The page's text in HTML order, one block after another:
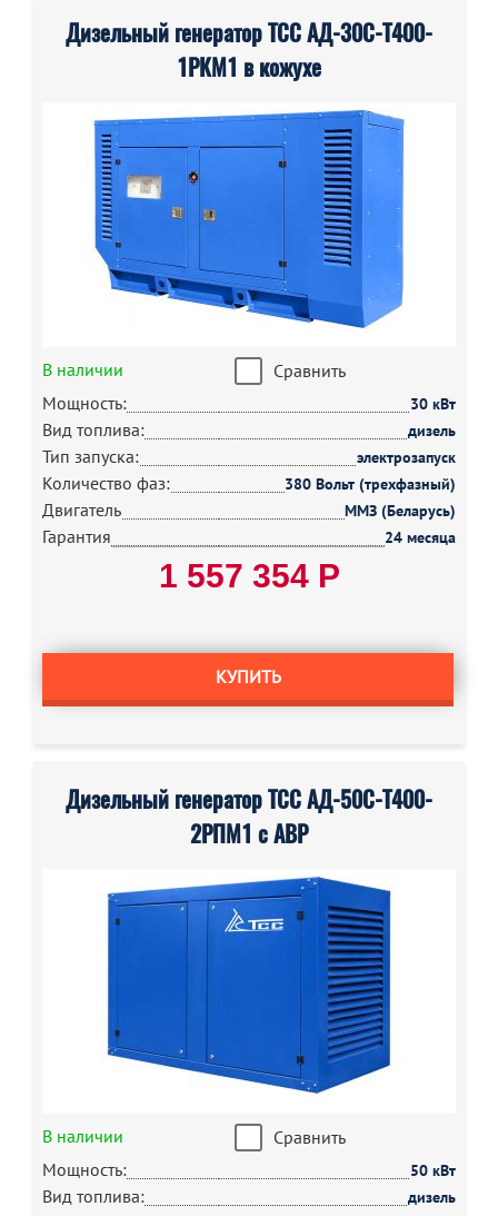
Дизельный генератор ТСС АД-30С-Т400-
1РКМ1 в кожухе
В наличии
Сравнить
Мощность:
30 кВт
Вид топлива: дизель
Тип запуска: электрозапуск
Количество фаз: 380 Вольт (трехфазный)
Двигатель ММЗ (Беларусь)
Гарантия 24 месяца
1 557 354 Р
КУПИТЬ
Дизельный генератор ТСС АД-50С-Т400-
2РПМ1 с АВР
В наличии
Сравнить
Мощность:
50 кВт
Вид топлива: дизель